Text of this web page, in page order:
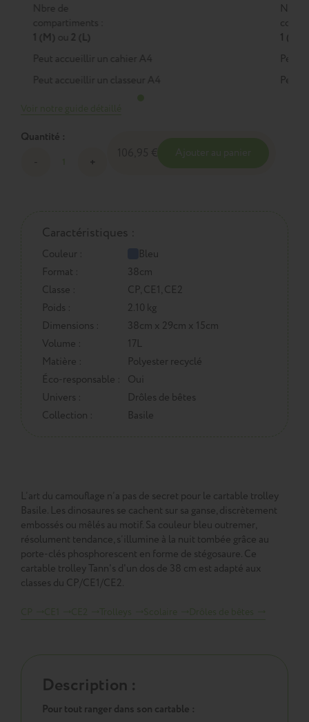
Nbre de
compartiments :
1 (M) ou 2 (L)
Peut accueillir un cahier A4
Peut accueillir un classeur A4
Nbre
1 (M)
Peut
Peut
Quantité :
Caractéristiques :
Couleur :
Bleu
Format :
38cm
Classe :
CP, CE1, CE2
Poids :
2.10 kg
Dimensions :
38cm x 29cm x 15cm
Volume :
17L
Matière :
Polyester recyclé
Éco-responsable :
Oui
Univers :
Drôles de bêtes
Collection :
Basile
L’art du camouflage n’a pas de secret pour le cartable trolley
Basile. Les dinosaures se cachent sur sa ganse, discrètement
embossés ou mêlés au motif. Sa couleur bleu outremer,
résolument tendance, s’illumine à la nuit tombée grâce au
porte-clés phosphorescent en forme de stégosaure. Ce
cartable trolley Tann's d'un dos de 38 cm est adapté aux
classes du CP/CE1/CE2.
Description :
Pour tout ranger dans son cartable :